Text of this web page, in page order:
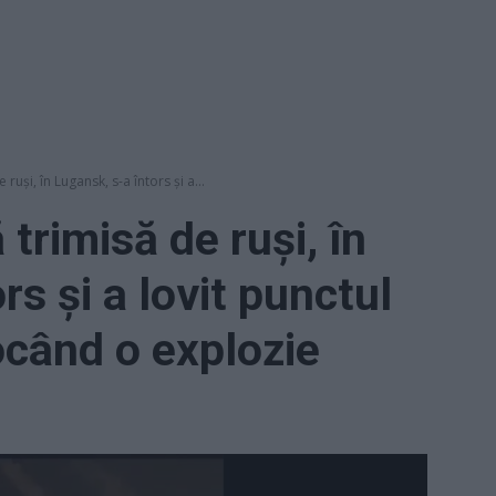
ruși, în Lugansk, s-a întors și a...
trimisă de ruși, în
și a lovit punctul
o explozie